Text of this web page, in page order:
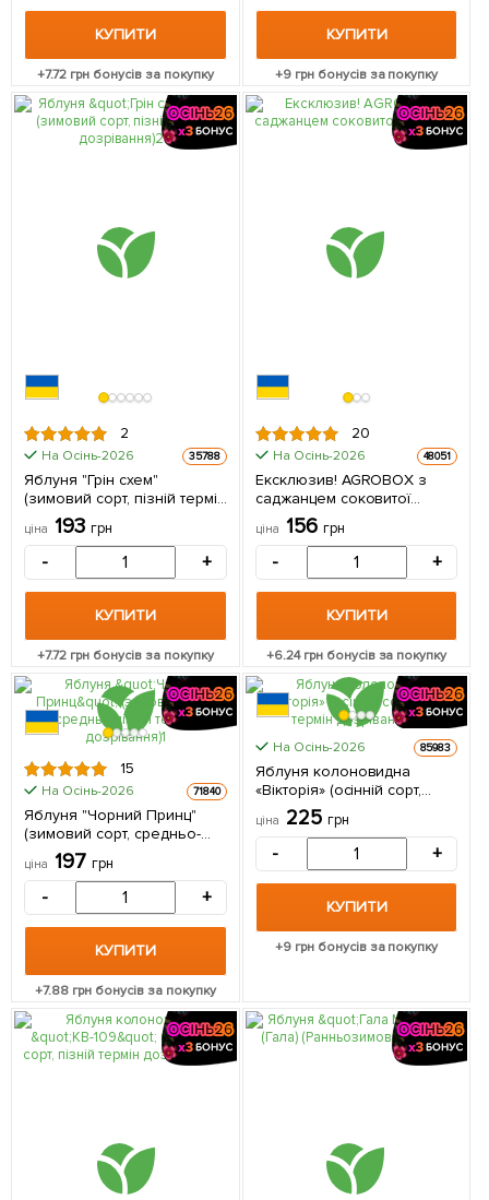
КУПИТИ
+7.72 грн бонусів за покупку
КУПИТИ
+9грн бонусів за покупку
2
На Осінь-2026 35788
Яблуня "Грін схем"
(зимовий сорт, пізній термін
ціна 193 грн
- +
КУПИТИ
+7.72 грн бонусів за покупку
20
На Осінь-2026 48051
Ексклюзив! AGROBOX з
саджанцем соковитої
яблуні 1 шт в упаковці
ціна 156 грн
- +
КУПИТИ
+6.24грн бонусів за покупку
15
На Осінь-2026 71840
Яблуня "Чорний Принц"
(зимовий сорт, средньо-
пізній термін дозрівання) 1
саджанець в упаковці
ціна 197 грн
- +
КУПИТИ
+7.88 грн бонусів за покупку
На Осінь-2026 85983
Яблуня колоновидна
«Вікторія» (осінній сорт,
пізній термін дозрівання) 1
саджанець в упаковці
ціна 225 грн
- +
КУПИТИ
+9грн бонусів за покупку